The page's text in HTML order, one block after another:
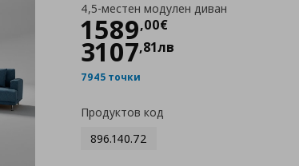
4,5-местен модулен диван
1589,00€
Цена1589,00 €
3107,81лв
7945 точки
Продуктов код
896.140.72